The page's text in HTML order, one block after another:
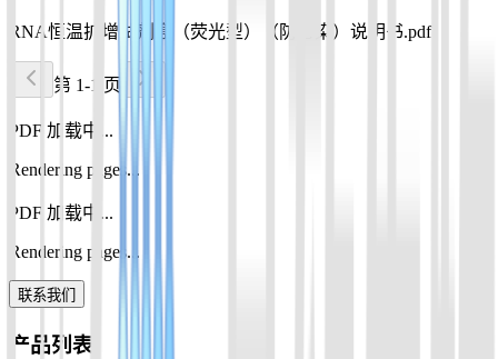
RNA恒温扩增试剂盒（荧光型）（防污染）说明书.pdf
第 1-1 页
PDF 加载中...
Rendering pages...
PDF 加载中...
Rendering pages...
联系我们
产品列表